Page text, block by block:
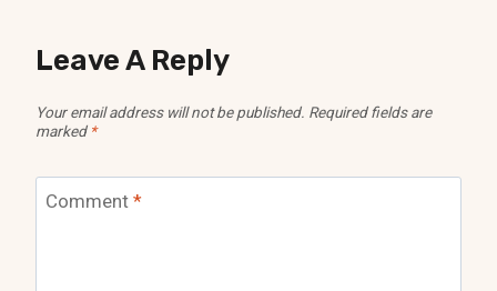
Leave A Reply
Your email address will not be published. Required fields are
marked *
Comment *